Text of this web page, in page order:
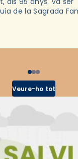
de la Sagrada
Veure-ho tot